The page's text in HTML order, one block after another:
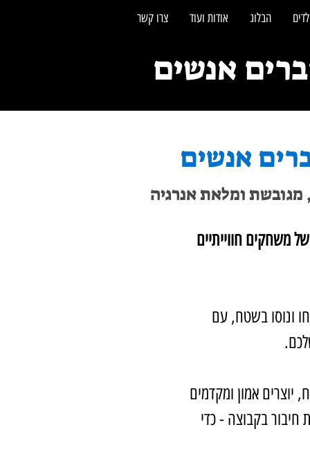
הבלוג אודות ועוד צרו קשר
אנשים
מגובשת ומלאת אנרגיה
משחקים חווייתיים
ונוסו בשטח, עם
אמון ומקדמים
בקבוצה - כדי